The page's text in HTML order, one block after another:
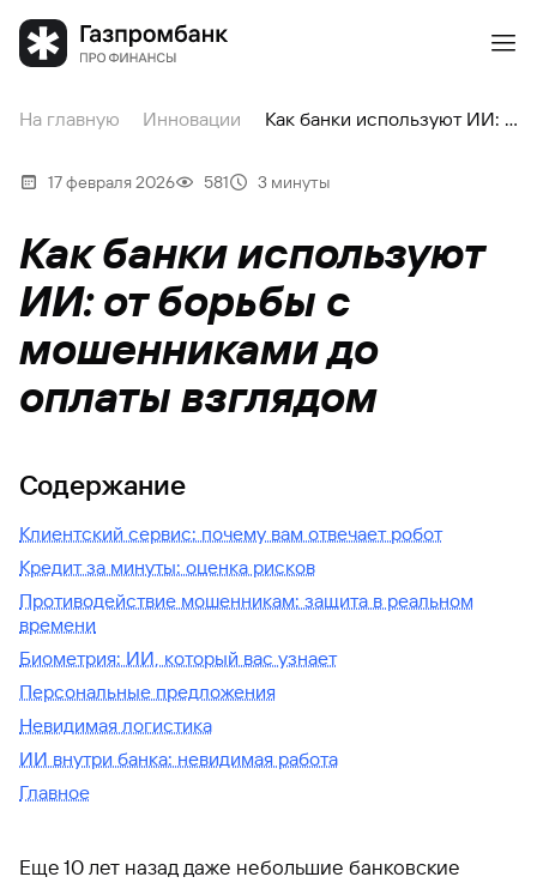
На главную Инновации Как банки используют ИИ: от борьбы с мошенниками до оплаты взглядом
17 февраля 2026 581 3 минуты
Как банки используют
ИИ: от борьбы с
мошенниками до
оплаты взглядом
Содержание
Клиентский сервис: почему вам отвечает робот
Кредит за минуты: оценка рисков
Противодействие мошенникам: защита в реальном
времени
Биометрия: ИИ, который вас узнает
Персональные предложения
Невидимая логистика
ИИ внутри банка: невидимая работа
Главное
Еще 10 лет назад даже небольшие банковские